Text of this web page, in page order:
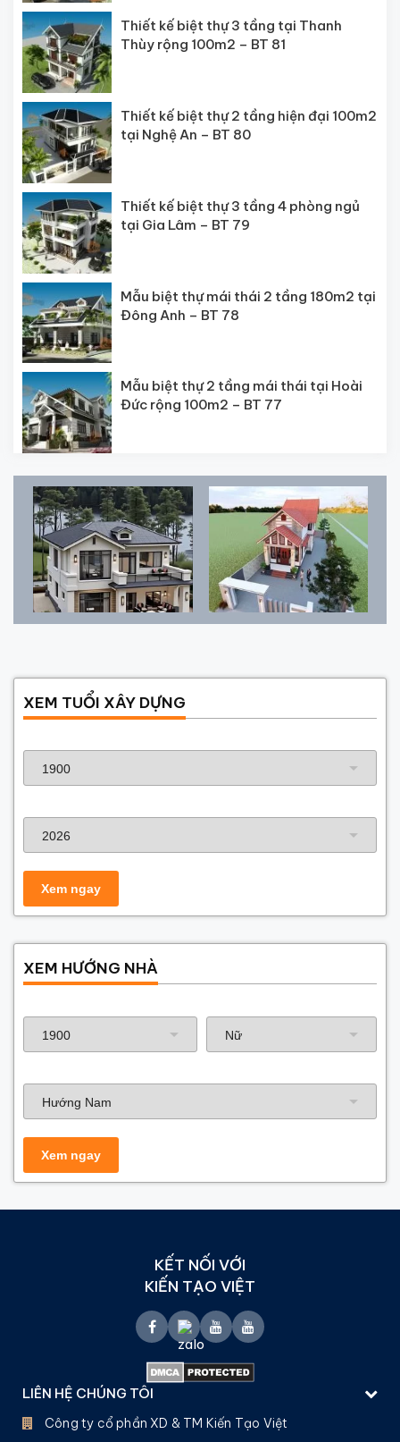
Thiết kế biệt thự 3 tầng tại Thanh
Thùy rộng 100m2 – BT 81
Thiết kế biệt thự 2 tầng hiện đại 100m2
tại Nghệ An – BT 80
Thiết kế biệt thự 3 tầng 4 phòng ngủ
tại Gia Lâm – BT 79
Mẫu biệt thự mái thái 2 tầng 180m2 tại
Đông Anh – BT 78
Mẫu biệt thự 2 tầng mái thái tại Hoài
Đức rộng 100m2 – BT 77
XEM TUỔI XÂY DỰNG
XEM HƯỚNG NHÀ
KẾT NỐI VỚI
KIẾN TẠO VIỆT
LIÊN HỆ CHÚNG TÔI
Công ty cổ phần XD & TM Kiến Tạo Việt